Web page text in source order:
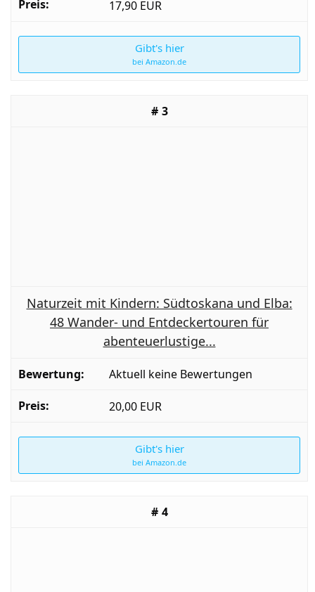
17,90 EUR
Gibt's hier
bei Amazon.de
3
Naturzeit mit Kindern: Südtoskana und Elba:
48 Wander- und Entdeckertouren für
abenteuerlustige...
Aktuell keine Bewertungen
20,00 EUR
Gibt's hier
bei Amazon.de
4